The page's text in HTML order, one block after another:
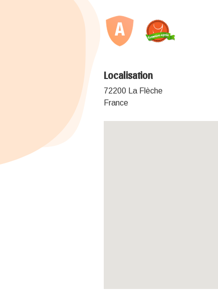
Localisation
72200 La Flèche
France